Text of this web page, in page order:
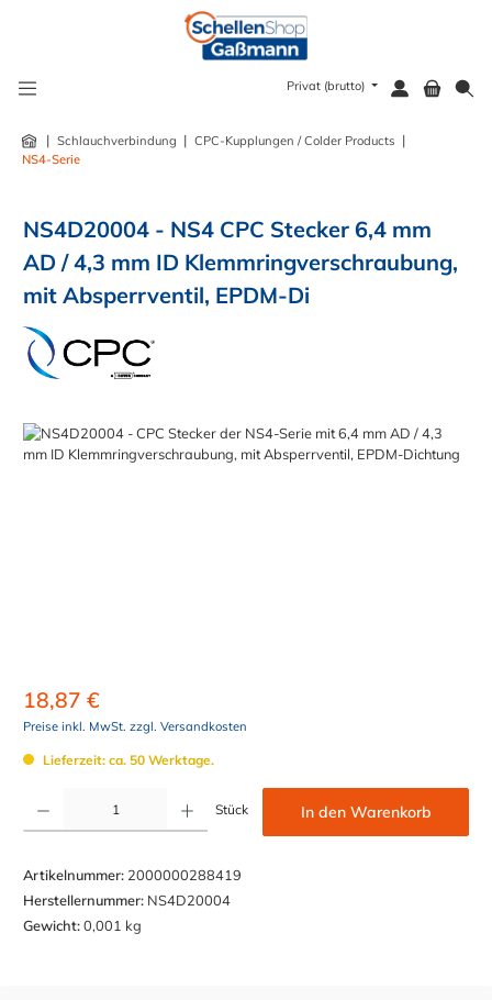
Privat (brutto)
| Schlauchverbindung | CPC-Kupplungen / Colder Products |
NS4-Serie
NS4D20004 - NS4 CPC Stecker 6,4 mm
AD / 4,3 mm ID Klemmringverschraubung,
mit Absperrventil, EPDM-Di
Bildergalerie überspringen
18,87 €
Preise inkl. MwSt. zzgl. Versandkosten
Lieferzeit: ca. 50 Werktage.
Produkt Anzahl: Gib den gewünschten Wert ein oder benutze die Schaltflächen um die Anzahl
Stück In den Warenkorb
Artikelnummer: 2000000288419
Herstellernummer: NS4D20004
Gewicht:0,001 kg